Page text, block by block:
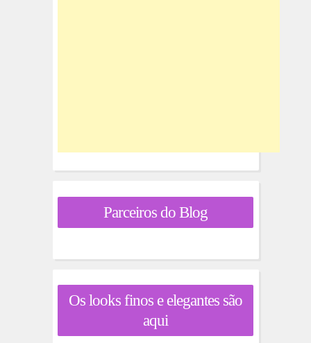
Parceiros do Blog
Os looks finos e elegantes são
aqui